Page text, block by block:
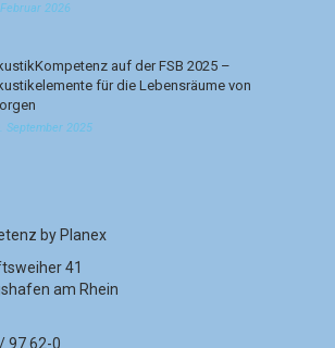
2026
auf der FSB 2025 –
für die Lebensräume von
September 2025
by Planex
41
am Rhein
97 62-0